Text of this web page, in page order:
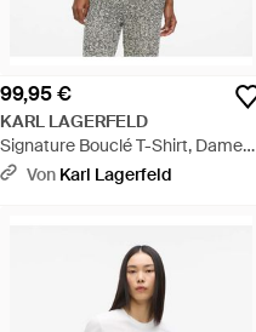
99,95 €
KARL LAGERFELD
Signature Bouclé T-Shirt, Damen,
Größe - Schwarz
Von Karl Lagerfeld